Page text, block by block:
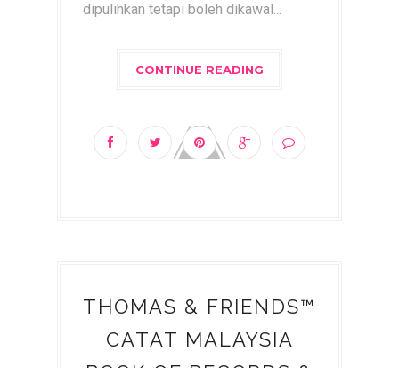
dipulihkan tetapi boleh dikawal...
CONTINUE READING
THOMAS & FRIENDS™
CATAT MALAYSIA